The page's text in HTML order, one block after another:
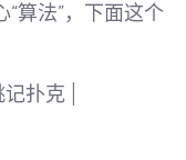
算法”，下面这个
扑克 |